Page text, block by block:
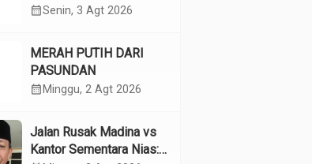
Pada Remaja
calendar_monthSenin, 3 Agt 2026
MERAH PUTIH DARI
PASUNDAN
calendar_month Minggu, 2 Agt 2026
Jalan Rusak Madina vs
Kantor Sementara Nias: